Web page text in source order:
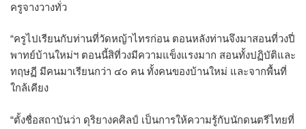
ครูจางวางทั่ว
“ครูไปเรียนกับท่านที่วัดหญ้าไทรก่อน ตอนหลังท่านจึงมาสอนที่วงปี่
พาทย์บ้านใหม่ฯ ตอนนี้สิที่วงมีความแข็งแรงมาก สอนทั้งปฏิบัติและ
ทฤษฏี มีคนมาเรียนกว่า ๔๐ คน ทั้งคนของบ้านใหม่ และจากพื้นที่
ใกล้เคียง
“ตั้งชื่อสถาบันว่า ดุริยางคศิลป์ เป็นการให้ความรู้กับนักดนตรีไทยที่